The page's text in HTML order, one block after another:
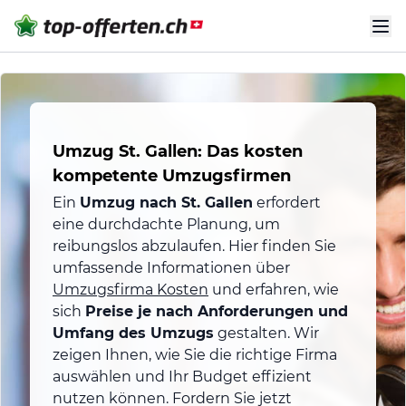
Umzug St. Gallen: Das kosten
kompetente Umzugsfirmen
Ein Umzug nach St. Gallen erfordert
eine durchdachte Planung, um
reibungslos abzulaufen. Hier finden Sie
umfassende Informationen über
Umzugsfirma Kosten und erfahren, wie
sich Preise je nach Anforderungen und
Umfang des Umzugs gestalten. Wir
zeigen Ihnen, wie Sie die richtige Firma
auswählen und Ihr Budget effizient
nutzen können. Fordern Sie jetzt